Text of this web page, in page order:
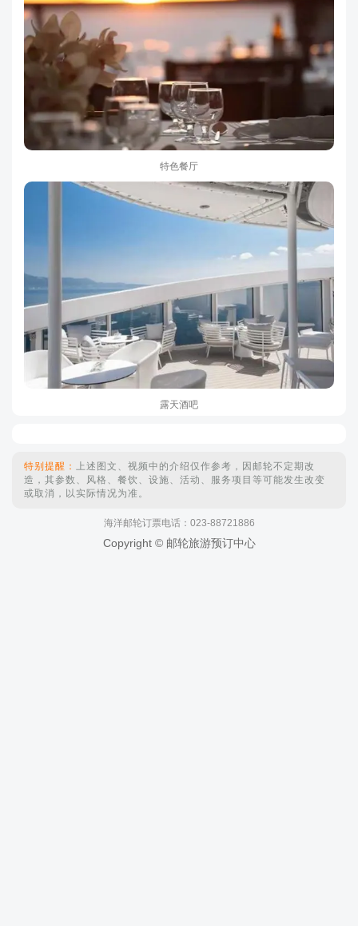
特色餐厅
露天酒吧
特别提醒：
上述图文、视频中的介绍仅作参考，因邮轮不定期改
造，其参数、风格、餐饮、设施、活动、服务项目等可能发生改变
或取消，以实际情况为准。
海洋邮轮订票电话：023-88721886
Copyright © 邮轮旅游预订中心